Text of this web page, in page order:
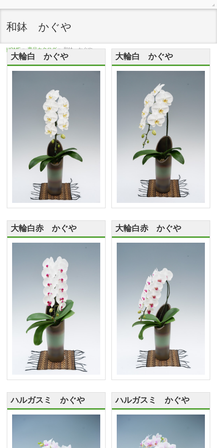
和鉢 かぐや
HOME» 商品カタログ» 和鉢 かぐや
大輪白 かぐや 大輪白 かぐや
大輪白赤 かぐや 大輪白赤 かぐや
ハルガスミ かぐや ハルガスミ かぐや